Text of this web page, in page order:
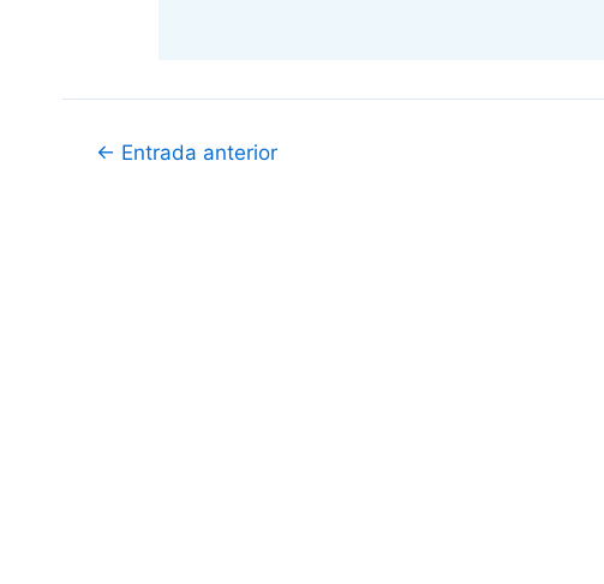
Navegación
← Entrada anterior